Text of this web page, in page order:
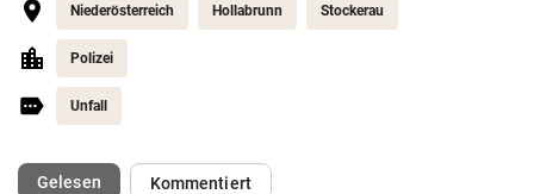
Niederösterreich Hollabrunn Stockerau
Polizei
Unfall
Gelesen(ausgewählt)Kommentiert